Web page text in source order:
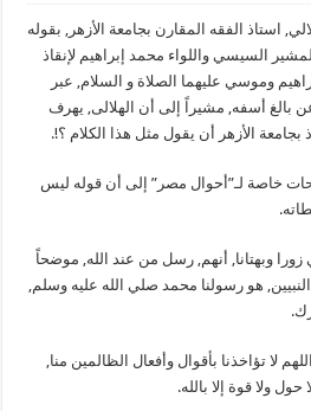
استاذ الفقه المقارن بجامعة الأزهر, بقوله
السيسي واللواء محمد إبراهيم لإنقاذ
وموسي عليهما الصلاة و السلام, عبر
بالغ أسفه, مشيراً إلى أن الهلالى, يهرف
بجامعة الأزهر أن يقول مثل هذا الكلام ؟!.
خاصة لـ”أحوال مصر” إلى أن قوله ليس
وبهتانا, أنهم, رسل من عند الله, موضحاً
النبيين, هو رسولنا محمد صلي الله عليه وسلم,
لا تؤاخذنا بأقوال وأفعال الظالمين منا,
ولا قوة إلا بالله.